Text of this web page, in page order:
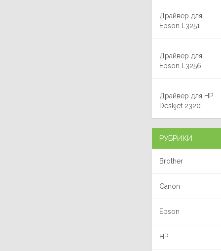
Драйвер для
Epson L3251
Драйвер для
Epson L3256
Драйвер для HP
Deskjet 2320
РУБРИКИ
Brother
Canon
Epson
HP